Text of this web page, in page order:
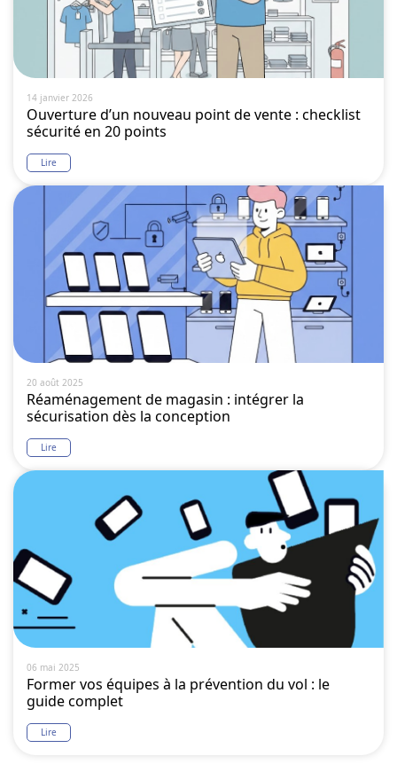
14 janvier 2026
Ouverture d’un nouveau point de vente : checklist
sécurité en 20 points
Lire
20 août 2025
Réaménagement de magasin : intégrer la
sécurisation dès la conception
Lire
06 mai 2025
Former vos équipes à la prévention du vol : le
guide complet
Lire